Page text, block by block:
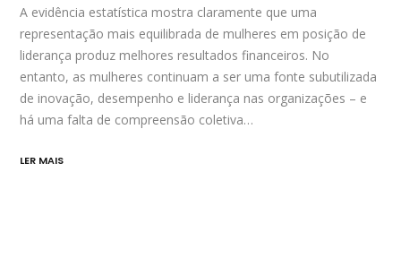
A evidência estatística mostra claramente que uma
representação mais equilibrada de mulheres em posição de
liderança produz melhores resultados financeiros. No
entanto, as mulheres continuam a ser uma fonte subutilizada
de inovação, desempenho e liderança nas organizações – e
há uma falta de compreensão coletiva…
LER MAIS